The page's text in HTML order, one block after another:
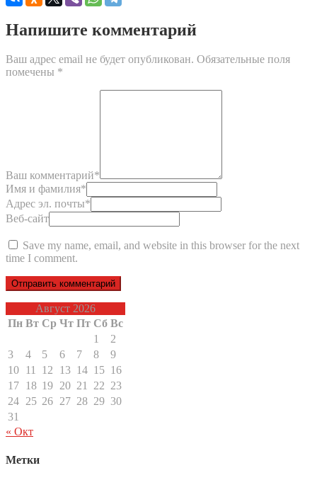
Напишите комментарий
Ваш адрес email не будет опубликован. Обязательные поля
помечены *
Ваш комментарий*
Имя и фамилия*
Адрес эл. почты*
Веб-сайт
Save my name, email, and website in this browser for the next
time I comment.
Август 2026
Пн Вт Ср Чт Пт Сб Вс
1
2
3
4 5 6 7 8
9
10 11 12 13 14 15 16
17 18 19 20 21 22 23
24 25 26 27 28 29 30
31
« Окт
Метки